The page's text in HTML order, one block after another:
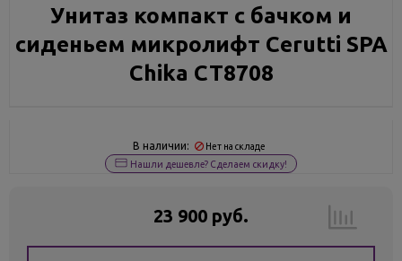
Унитаз компакт с бачком и
сиденьем микролифт Cerutti SPA
Chika CT8708
В наличии: Нет на складе
Нашли дешевле? Сделаем скидку!
23 900 руб.